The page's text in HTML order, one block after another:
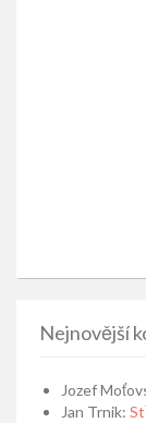
Nejnovější
Jozef
Jan Trnik: